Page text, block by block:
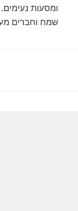
ומסעות
שמח וחברים